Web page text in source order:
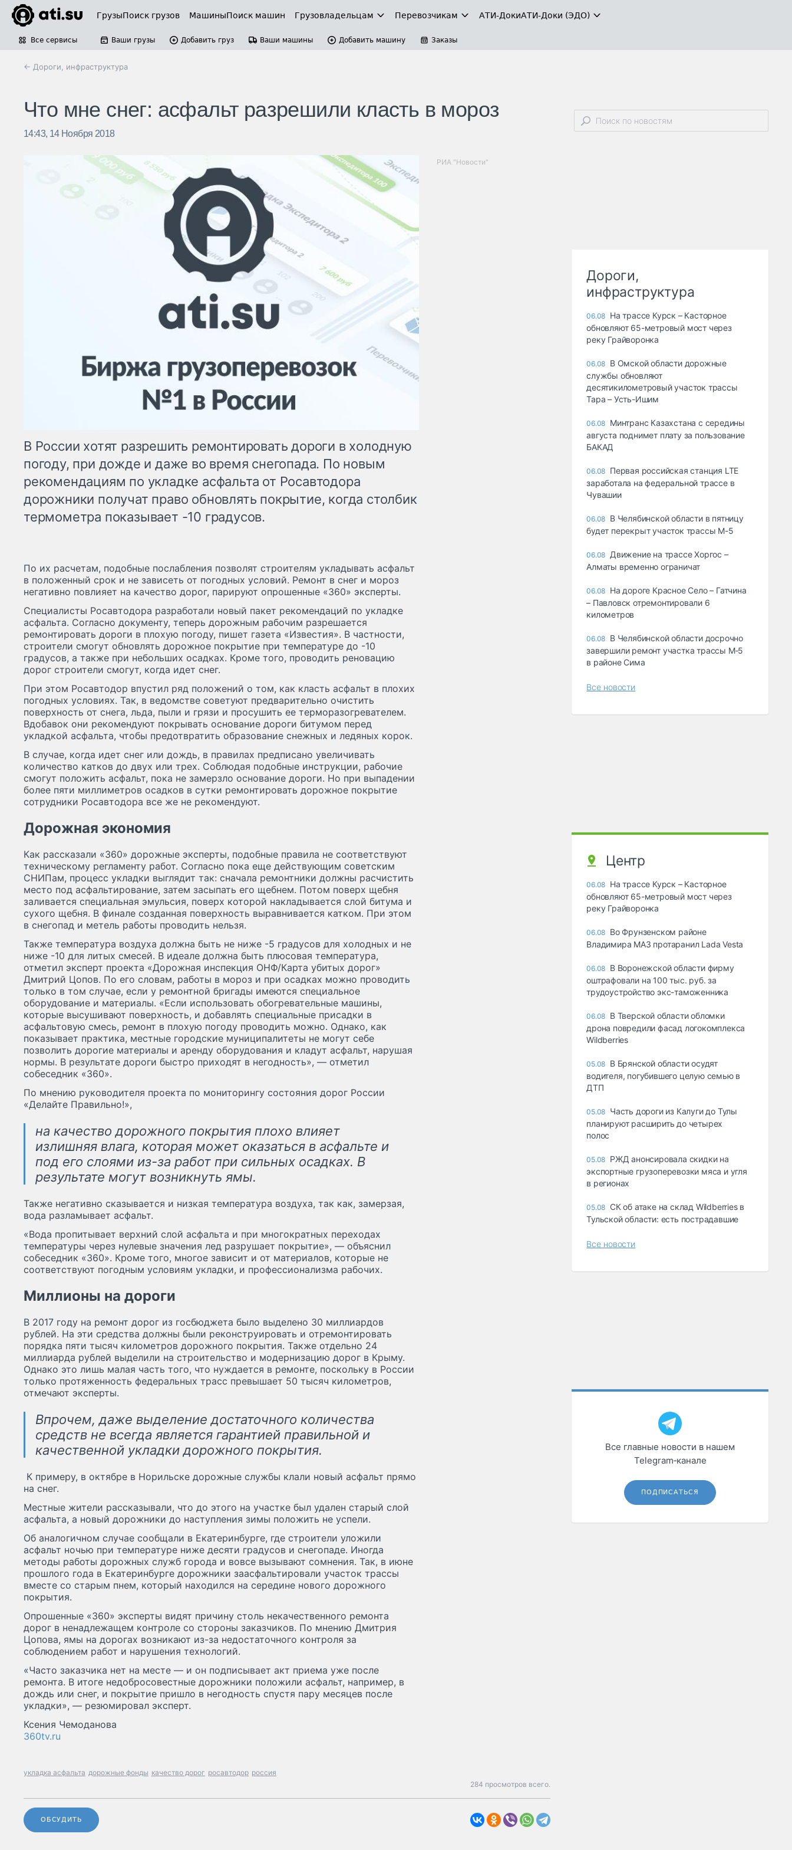
ГрузыПоиск грузов МашиныПоиск машин Грузовладельцам Перевозчикам АТИ-ДокиАТИ-Доки (ЭДО)
Все сервисы Ваши грузы Добавить груз Ваши машины Добавить машину Заказы
← Дороги, инфраструктура
Что мне снег: асфальт разрешили класть в мороз
14:43, 14 Ноября 2018
РИА "Новости"
В России хотят разрешить ремонтировать дороги в холодную
погоду, при дожде и даже во время снегопада. По новым
рекомендациям по укладке асфальта от Росавтодора
дорожники получат право обновлять покрытие, когда столбик
термометра показывает -10 градусов.
По их расчетам, подобные послабления позволят строителям укладывать асфальт
в положенный срок и не зависеть от погодных условий. Ремонт в снег и мороз
негативно повлияет на качество дорог, парируют опрошенные «360» эксперты.
Специалисты Росавтодора разработали новый пакет рекомендаций по укладке
асфальта. Согласно документу, теперь дорожным рабочим разрешается
ремонтировать дороги в плохую погоду, пишет газета «Известия». В частности,
строители смогут обновлять дорожное покрытие при температуре до -10
градусов, а также при небольших осадках. Кроме того, проводить реновацию
дорог строители смогут, когда идет снег.
При этом Росавтодор впустил ряд положений о том, как класть асфальт в плохих
погодных условиях. Так, в ведомстве советуют предварительно очистить
поверхность от снега, льда, пыли и грязи и просушить ее терморазогревателем.
Вдобавок они рекомендуют покрывать основание дороги битумом перед
укладкой асфальта, чтобы предотвратить образование снежных и ледяных корок.
В случае, когда идет снег или дождь, в правилах предписано увеличивать
количество катков до двух или трех. Соблюдая подобные инструкции, рабочие
смогут положить асфальт, пока не замерзло основание дороги. Но при выпадении
более пяти миллиметров осадков в сутки ремонтировать дорожное покрытие
сотрудники Росавтодора все же не рекомендуют.
Дорожная экономия
Как рассказали «360» дорожные эксперты, подобные правила не соответствуют
техническому регламенту работ. Согласно пока еще действующим советским
СНИПам, процесс укладки выглядит так: сначала ремонтники должны расчистить
место под асфальтирование, затем засыпать его щебнем. Потом поверх щебня
заливается специальная эмульсия, поверх которой накладывается слой битума и
сухого щебня. В финале созданная поверхность выравнивается катком. При этом
в снегопад и метель работы проводить нельзя.
Также температура воздуха должна быть не ниже -5 градусов для холодных и не
ниже -10 для литых смесей. В идеале должна быть плюсовая температура,
отметил эксперт проекта «Дорожная инспекция ОНФ/Карта убитых дорог»
Дмитрий Цопов. По его словам, работы в мороз и при осадках можно проводить
только в том случае, если у ремонтной бригады имеются специальное
оборудование и материалы. «Если использовать обогревательные машины,
которые высушивают поверхность, и добавлять специальные присадки в
асфальтовую смесь, ремонт в плохую погоду проводить можно. Однако, как
показывает практика, местные городские муниципалитеты не могут себе
позволить дорогие материалы и аренду оборудования и кладут асфальт, нарушая
нормы. В результате дороги быстро приходят в негодность», — отметил
собеседник «360».
По мнению руководителя проекта по мониторингу состояния дорог России
«Делайте Правильно!»,
на качество дорожного покрытия плохо влияет
излишняя влага, которая может оказаться в асфальте и
под его слоями из-за работ при сильных осадках. В
результате могут возникнуть ямы.
Также негативно сказывается и низкая температура воздуха, так как, замерзая,
вода разламывает асфальт.
«Вода пропитывает верхний слой асфальта и при многократных переходах
температуры через нулевые значения лед разрушает покрытие», — объяснил
собеседник «360». Кроме того, многое зависит и от материалов, которые не
соответствуют погодным условиям укладки, и профессионализма рабочих.
Миллионы на дороги
В 2017 году на ремонт дорог из госбюджета было выделено 30 миллиардов
рублей. На эти средства должны были реконструировать и отремонтировать
порядка пяти тысяч километров дорожного покрытия. Также отдельно 24
миллиарда рублей выделили на строительство и модернизацию дорог в Крыму.
Однако это лишь малая часть того, что нуждается в ремонте, поскольку в России
только протяженность федеральных трасс превышает 50 тысяч километров,
отмечают эксперты.
Впрочем, даже выделение достаточного количества
средств не всегда является гарантией правильной и
качественной укладки дорожного покрытия.
К примеру, в октябре в Норильске дорожные службы клали новый асфальт прямо
на снег.
Местные жители рассказывали, что до этого на участке был удален старый слой
асфальта, а новый дорожники до наступления зимы положить не успели.
Об аналогичном случае сообщали в Екатеринбурге, где строители уложили
асфальт ночью при температуре ниже десяти градусов и снегопаде. Иногда
методы работы дорожных служб города и вовсе вызывают сомнения. Так, в июне
прошлого года в Екатеринбурге дорожники заасфальтировали участок трассы
вместе со старым пнем, который находился на середине нового дорожного
покрытия.
Опрошенные «360» эксперты видят причину столь некачественного ремонта
дорог в ненадлежащем контроле со стороны заказчиков. По мнению Дмитрия
Цопова, ямы на дорогах возникают из-за недостаточного контроля за
соблюдением работ и нарушения технологий.
«Часто заказчика нет на месте — и он подписывает акт приема уже после
ремонта. В итоге недобросовестные дорожники положили асфальт, например, в
дождь или снег, и покрытие пришло в негодность спустя пару месяцев после
укладки», — резюмировал эксперт.
Ксения Чемоданова
360tv.ru
укладка асфальта дорожные фонды качество дорог росавтодор россия
284 просмотров всего.
ОБСУДИТЬ
Дороги,
инфраструктура
06.08 На трассе Курск – Касторное
обновляют 65-метровый мост через
реку Грайворонка
06.08 В Омской области дорожные
службы обновляют
десятикилометровый участок трассы
Тара – Усть-Ишим
06.08 Минтранс Казахстана с середины
августа поднимет плату за пользование
БАКАД
06.08 Первая российская станция LTE
заработала на федеральной трассе в
Чувашии
06.08 В Челябинской области в пятницу
будет перекрыт участок трассы М-5
06.08 Движение на трассе Хоргос –
Алматы временно ограничат
06.08 На дороге Красное Село – Гатчина
– Павловск отремонтировали 6
километров
06.08 В Челябинской области досрочно
завершили ремонт участка трассы М‑5
в районе Сима
Все новости
Центр
06.08 На трассе Курск – Касторное
обновляют 65-метровый мост через
реку Грайворонка
06.08 Во Фрунзенском районе
Владимира МАЗ протаранил Lada Vesta
06.08 В Воронежской области фирму
оштрафовали на 100 тыс. руб. за
трудоустройство экс-таможенника
06.08 В Тверской области обломки
дрона повредили фасад логокомплекса
Wildberries
05.08 В Брянской области осудят
водителя, погубившего целую семью в
ДТП
05.08 Часть дороги из Калуги до Тулы
планируют расширить до четырех
полос
05.08 РЖД анонсировала скидки на
экспортные грузоперевозки мяса и угля
в регионах
05.08 СК об атаке на склад Wildberries в
Тульской области: есть пострадавшие
Все новости
Все главные новости в нашем
Telegram‑канале
ПОДПИСАТЬСЯ